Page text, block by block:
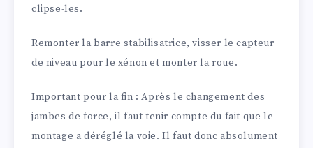
clipse-les.
Remonter la barre stabilisatrice, visser le capteur
de niveau pour le xénon et monter la roue.
Important pour la fin : Après le changement des
jambes de force, il faut tenir compte du fait que le
montage a déréglé la voie. Il faut donc absolument